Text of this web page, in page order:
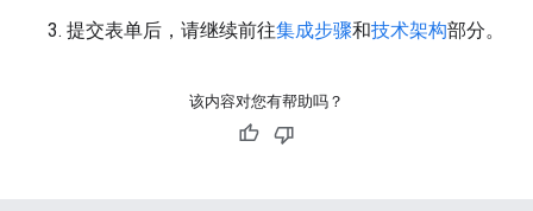
提交表单后，请继续前往集成步骤和技术架构部分。
该内容对您有帮助吗？